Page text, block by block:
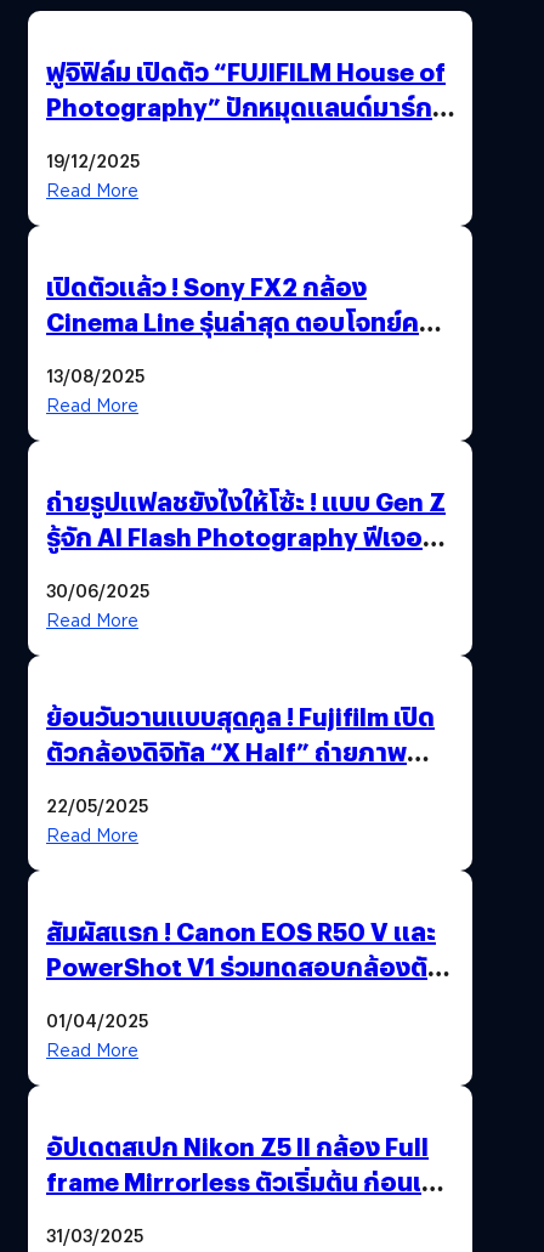
ฟูจิฟิล์ม เปิดตัว “FUJIFILM House of
Photography” ปักหมุดแลนด์มาร์ก
19/12/2025
Read More
เปิดตัวแล้ว ! Sony FX2 กล้อง
Cinema Line รุ่นล่าสุด ตอบโจทย์ครี
13/08/2025
Read More
ถ่ายรูปแฟลชยังไงให้โซ้ะ ! แบบ Gen Z
รู้จัก AI Flash Photography ฟีเจอร์
30/06/2025
Read More
ย้อนวันวานแบบสุดคูล ! Fujifilm เปิด
ตัวกล้องดิจิทัล “X Half” ถ่ายภาพ
22/05/2025
Read More
สัมผัสแรก ! Canon EOS R50 V และ
PowerShot V1 ร่วมทดสอบกล้องตัว
01/04/2025
Read More
อัปเดตสเปก Nikon Z5 II กล้อง Full
frame Mirrorless ตัวเริ่มต้น ก่อนเปิด
31/03/2025